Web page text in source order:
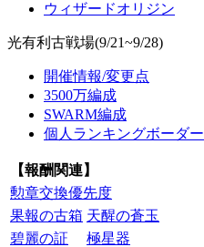
ウィザードオリジン
光有利古戦場(9/21~9/28)
開催情報/変更点
3500万編成
SWARM編成
個人ランキングボーダー
【報酬関連】
勲章交換優先度
果報の古箱 天醒の蒼玉
碧麗の証
極星器